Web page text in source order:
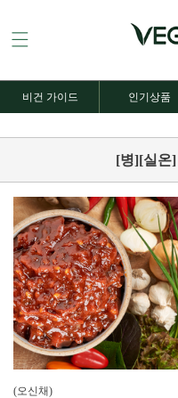
비건 가이드 인기상품
[병][실온]
(오신채)